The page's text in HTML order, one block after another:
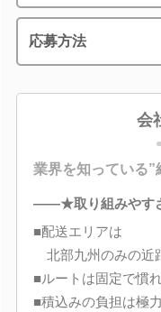
応募方法
会
業界を知っている”
――★取り組みやす
■配送エリアは
北部九州のみの近
■ルートは固定で慣
■積込みの負担は極